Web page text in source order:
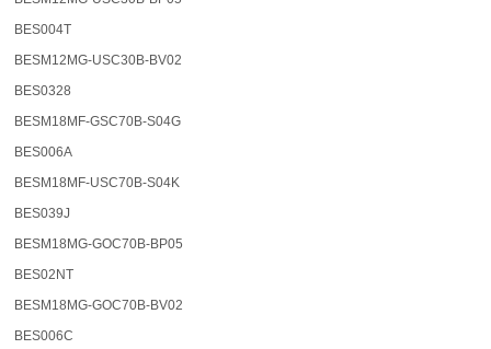
BES004T
BESM12MG-USC30B-BV02
BES0328
BESM18MF-GSC70B-S04G
BES006A
BESM18MF-USC70B-S04K
BES039J
BESM18MG-GOC70B-BP05
BES02NT
BESM18MG-GOC70B-BV02
BES006C